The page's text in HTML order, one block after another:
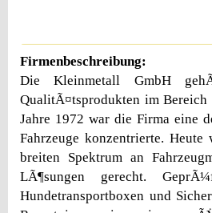
Firmenbeschreibung:
Die Kleinmetall GmbH
QualitÃ¤tsprodukten im
Jahre 1972 war die Firma eine
Fahrzeuge konzentrierte.
breiten Spektrum an
LÃ¶sungen gerecht.
Hundetransportboxen und